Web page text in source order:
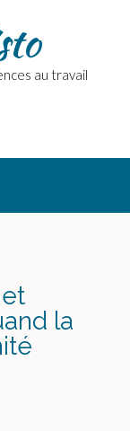
au travail
la